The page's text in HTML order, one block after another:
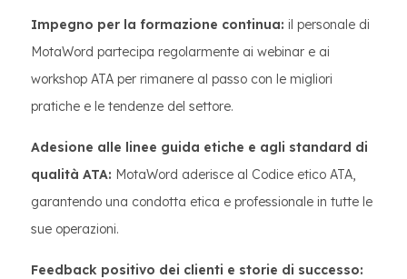
Impegno per la formazione continua: il personale di
MotaWord partecipa regolarmente ai webinar e ai
workshop ATA per rimanere al passo con le migliori
pratiche e le tendenze del settore.
Adesione alle linee guida etiche e agli standard di
qualità ATA: MotaWord aderisce al Codice etico ATA,
garantendo una condotta etica e professionale in tutte le
sue operazioni.
Feedback positivo dei clienti e storie di successo: